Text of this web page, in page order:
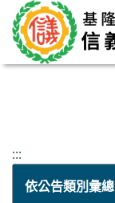
:::
依公告類別彙總